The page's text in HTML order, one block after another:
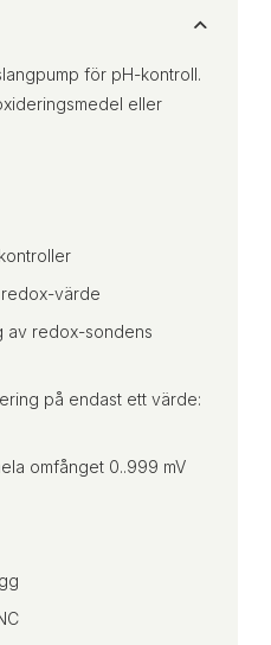
för pH-kontroll.
eller
värde
av redox-sondens
på endast ett värde:
omfånget 0..999 mV